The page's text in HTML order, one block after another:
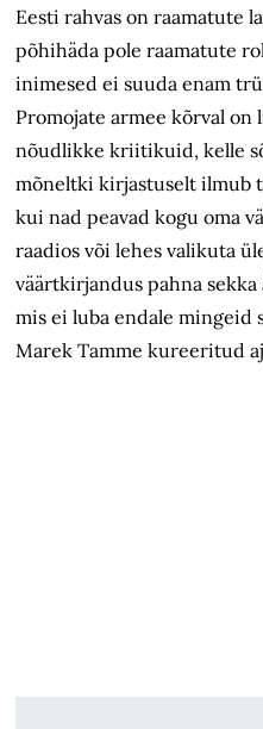
Eesti rahvas on raamatute
põhihäda pole raamatute
inimesed ei suuda enam
Promojate armee kõrval on
nõudlikke kriitikuid, kelle
mõneltki kirjastuselt ilmub
kui nad peavad kogu oma
raadios või lehes valikuta
väärtkirjandus pahna sekka
mis ei luba endale mingeid
Marek Tamme kureeritud